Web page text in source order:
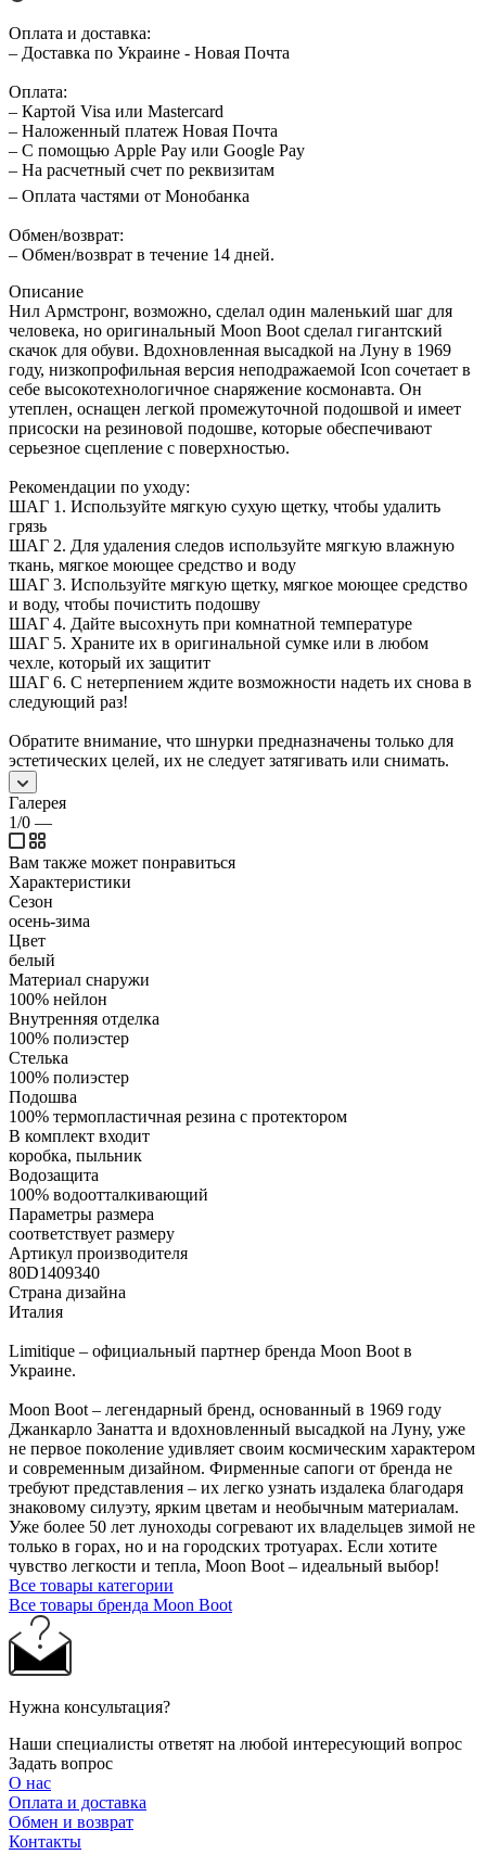
Оплата и доставка:
– Доставка по Украине - Новая Почта
Оплата:
– Картой Visa или Mastercard
– Наложенный платеж Новая Почта
– С помощью Apple Pay или Google Pay
– На расчетный счет по реквизитам
– Оплата частями от Монобанка
Обмен/возврат:
– Обмен/возврат в течение 14 дней.
Описание
Нил Армстронг, возможно, сделал один маленький шаг для
человека, но оригинальный Moon Boot сделал гигантский
скачок для обуви. Вдохновленная высадкой на Луну в 1969
году, низкопрофильная версия неподражаемой Icon сочетает в
себе высокотехнологичное снаряжение космонавта. Он
утеплен, оснащен легкой промежуточной подошвой и имеет
присоски на резиновой подошве, которые обеспечивают
серьезное сцепление с поверхностью.
Рекомендации по уходу:
ШАГ 1. Используйте мягкую сухую щетку, чтобы удалить
грязь
ШАГ 2. Для удаления следов используйте мягкую влажную
ткань, мягкое моющее средство и воду
ШАГ 3. Используйте мягкую щетку, мягкое моющее средство
и воду, чтобы почистить подошву
ШАГ 4. Дайте высохнуть при комнатной температуре
ШАГ 5. Храните их в оригинальной сумке или в любом
чехле, который их защитит
ШАГ 6. С нетерпением ждите возможности надеть их снова в
следующий раз!
Обратите внимание, что шнурки предназначены только для
эстетических целей, их не следует затягивать или снимать.
Галерея
1/0 —
Вам также может понравиться
Характеристики
Сезон
осень-зима
Цвет
белый
Материал снаружи
100% нейлон
Внутренняя отделка
100% полиэстер
Стелька
100% полиэстер
Подошва
100% термопластичная резина с протектором
В комплект входит
коробка, пыльник
Водозащита
100% водоотталкивающий
Параметры размера
соответствует размеру
Артикул производителя
80D1409340
Страна дизайна
Италия
Limitique – официальный партнер бренда Moon Boot в
Украине.
Moon Boot – легендарный бренд, основанный в 1969 году
Джанкарло Занатта и вдохновленный высадкой на Луну, уже
не первое поколение удивляет своим космическим характером
и современным дизайном. Фирменные сапоги от бренда не
требуют представления – их легко узнать издалека благодаря
знаковому силуэту, ярким цветам и необычным материалам.
Уже более 50 лет луноходы согревают их владельцев зимой не
только в горах, но и на городских тротуарах. Если хотите
чувство легкости и тепла, Moon Boot – идеальный выбор!
Все товары категории
Все товары бренда Moon Boot
Нужна консультация?
Наши специалисты ответят на любой интересующий вопрос
Задать вопрос
О нас
Оплата и доставка
Обмен и возврат
Контакты